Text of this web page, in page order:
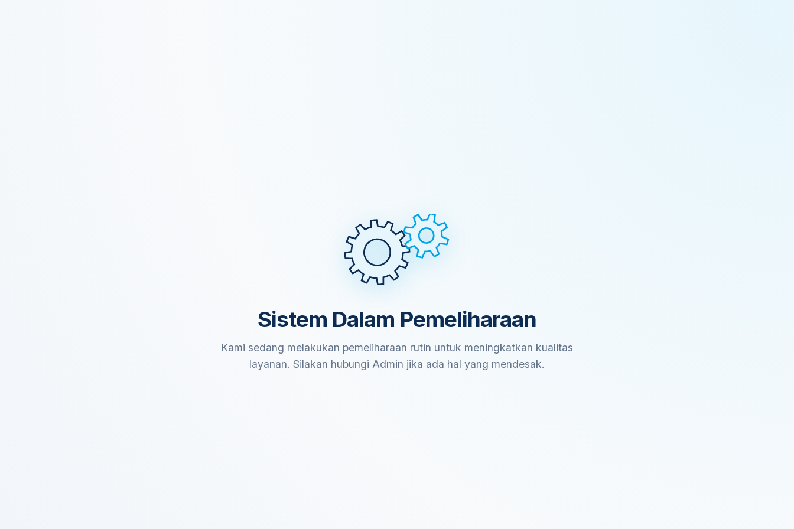
Sistem Dalam Pemeliharaan
Kami sedang melakukan pemeliharaan rutin untuk meningkatkan kualitas
layanan. Silakan hubungi Admin jika ada hal yang mendesak.